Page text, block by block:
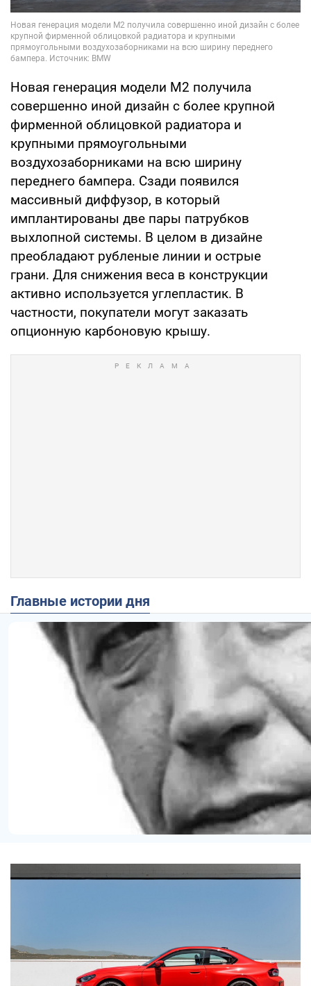
Новая генерация модели M2 получила
совершенно иной дизайн с более крупной
фирменной облицовкой радиатора и
крупными прямоугольными
воздухозаборниками на всю ширину
переднего бампера. Сзади появился
массивный диффузор, в который
имплантированы две пары патрубков
выхлопной системы. В целом в дизайне
преобладают рубленые линии и острые
грани. Для снижения веса в конструкции
активно используется углепластик. В
частности, покупатели могут заказать
опционную карбоновую крышу.
Главные истории дня